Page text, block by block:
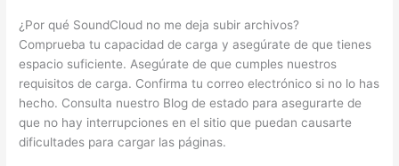
¿Por qué SoundCloud no me deja subir archivos?
Comprueba tu capacidad de carga y asegúrate de que tienes
espacio suficiente. Asegúrate de que cumples nuestros
requisitos de carga. Confirma tu correo electrónico si no lo has
hecho. Consulta nuestro Blog de estado para asegurarte de
que no hay interrupciones en el sitio que puedan causarte
dificultades para cargar las páginas.